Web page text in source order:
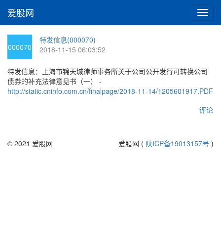
切
换
爱股网
000070
特发信息(000070)
2018-11-15 06:03:52
特发信息：上海市锦天城律师事务所关于公司公开发行可转换公司
债券的补充法律意见书（一） -
http://static.cninfo.com.cn/finalpage/2018-11-14/1205601917.PDF
评论
© 2021 爱股网 爱股网 ( 陕ICP备19013157号 )